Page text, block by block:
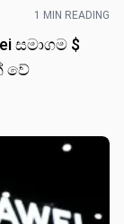
1 MIN READING
සමාගම $
​වේ